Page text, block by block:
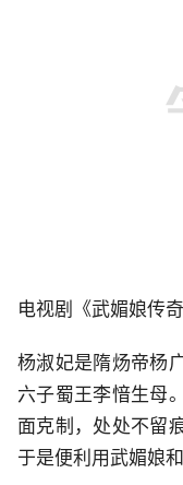
电视剧《武媚娘传
杨淑妃是隋炀帝杨
六子蜀王李愔生母
面克制，处处不留
于是便利用武媚娘